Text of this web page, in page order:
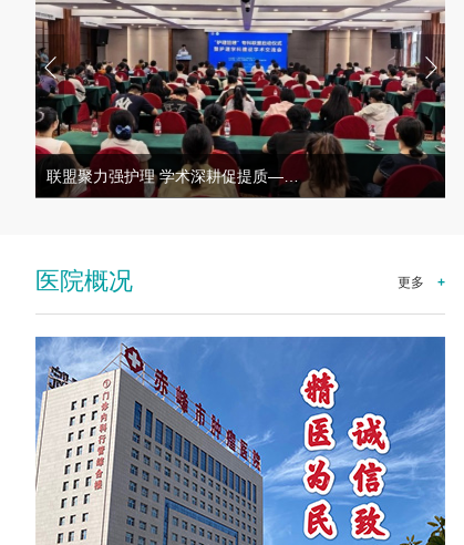
赤峰市肿瘤医院（赤峰大学第二附…
医院概况 更多 +